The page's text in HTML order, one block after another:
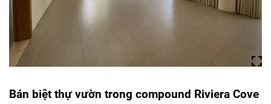
Bán biệt thự vườn trong compound Riviera Cove